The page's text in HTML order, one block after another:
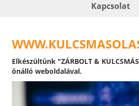
Kapcsolat
Elkészültünk "ZÁRBOLT &
önálló weboldalával.